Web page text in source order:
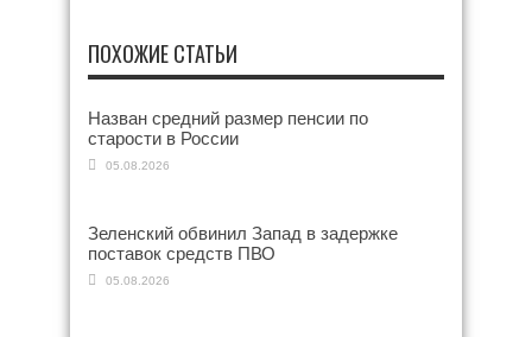
ПОХОЖИЕ СТАТЬИ
Назван средний размер пенсии по
старости в России
05.08.2026
Зеленский обвинил Запад в задержке
поставок средств ПВО
05.08.2026